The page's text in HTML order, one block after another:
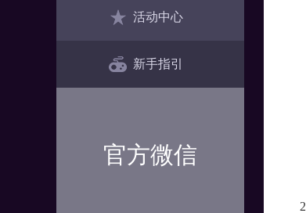
活动中心
新手指引
官方微信